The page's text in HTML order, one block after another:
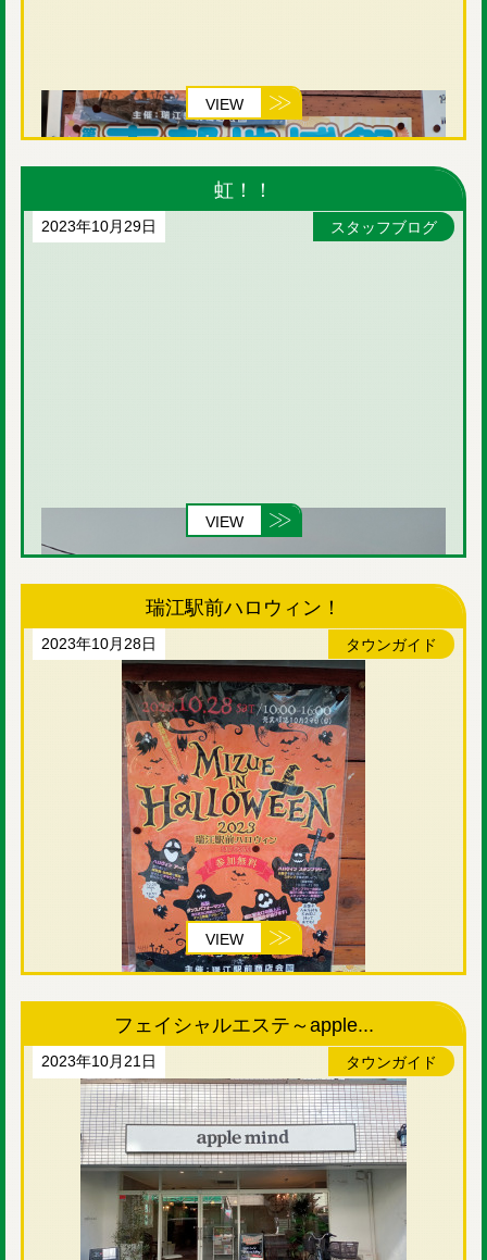
VIEW
虹！！
2023年10月29日 スタッフブログ
VIEW
瑞江駅前ハロウィン！
2023年10月28日 タウンガイド
VIEW
フェイシャルエステ～apple...
2023年10月21日 タウンガイド